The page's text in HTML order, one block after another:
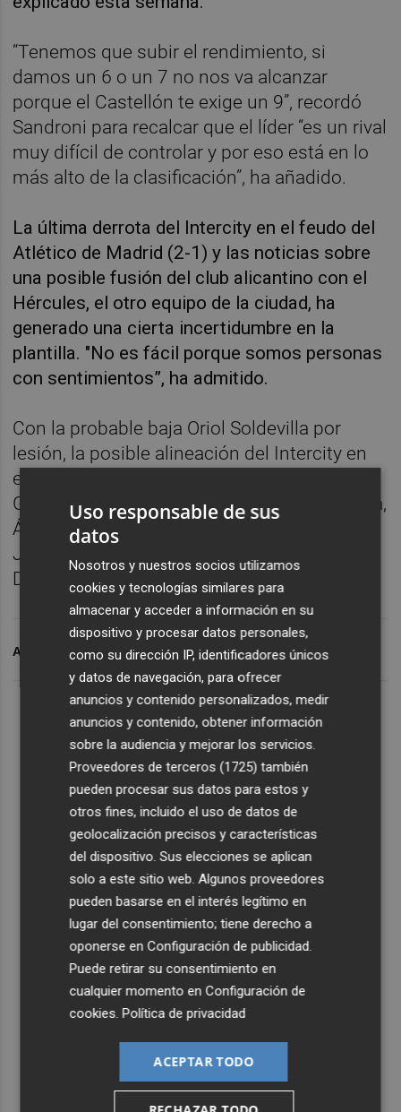
“Tenemos que subir el rendimiento, si
damos un 6 o un 7 no nos va alcanzar
porque el Castellón te exige un 9”, recordó
Sandroni para recalcar que el líder “es un rival
muy difícil de controlar y por eso está en lo
más alto de la clasificación”, ha añadido.
La última derrota del Intercity en el feudo del
Atlético de Madrid (2-1) y las noticias sobre
una posible fusión del club alicantino con el
Hércules, el otro equipo de la ciudad, ha
generado una cierta incertidumbre en la
plantilla. "No es fácil porque somos personas
con sentimientos”, ha admitido.
Con la probable baja Oriol Soldevilla por
lesión, la posible alineación del Intercity en
este encuentro podría estar formada por
Gaizka Campos, Mikel Mendibe, Vadik Murria,
Álvaro Pérez, Cristo Romero, Undabarrena,
Jon Ceberio, Nsue, Pol Roigè, Moha Traoré o
Danny Blum y Aarón Piñán.
ARCHIVADO EN CF INTERCITY
Uso responsable de sus
datos
Nosotros y nuestros socios utilizamos
cookies y tecnologías similares para
almacenar y acceder a información en su
dispositivo y procesar datos personales,
como su dirección IP, identificadores únicos
y datos de navegación, para ofrecer
anuncios y contenido personalizados, medir
anuncios y contenido, obtener información
sobre la audiencia y mejorar los servicios.
Proveedores de terceros (1725) también
pueden procesar sus datos para estos y
otros fines, incluido el uso de datos de
geolocalización precisos y características
del dispositivo. Sus elecciones se aplican
solo a este sitio web. Algunos proveedores
pueden basarse en el interés legítimo en
lugar del consentimiento; tiene derecho a
oponerse enConfiguración de publicidad.
Puede retirar su consentimiento en
cualquier momento enConfiguración de
cookies.Política de privacidad
ACEPTAR TODO